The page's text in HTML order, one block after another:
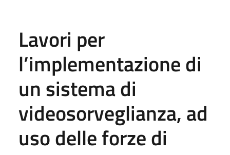
Lavori per
l’implementazione di
un sistema di
videosorveglianza, ad
uso delle forze di